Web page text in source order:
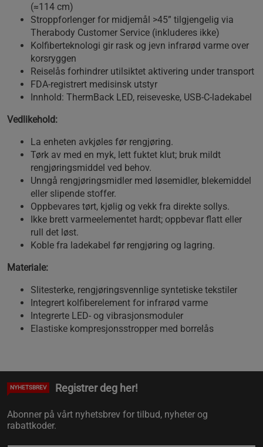
(≈114 cm)
Stroppforlenger for midjemål >45” tilgjengelig via
Therabody Customer Service (inkluderes ikke)
Kolfiberteknologi gir rask og jevn infrarød varme over
korsryggen
Reiselås forhindrer utilsiktet aktivering under transport
FDA‑registrert medisinsk utstyr
Innhold: ThermBack LED, reiseveske, USB‑C‑ladekabel
Vedlikehold:
La enheten avkjøles før rengjøring.
Tørk av med en myk, lett fuktet klut; bruk mildt
rengjøringsmiddel ved behov.
Unngå rengjøringsmidler med løsemidler, blekemiddel
eller slipende stoffer.
Oppbevares tørt, kjølig og vekk fra direkte sollys.
Ikke brett varmeelementet hardt; oppbevar flatt eller
rull det løst.
Koble fra ladekabel før rengjøring og lagring.
Materiale:
Slitesterke, rengjøringsvennlige syntetiske tekstiler
Integrert kolfiberelement for infrarød varme
Integrerte LED‑ og vibrasjonsmoduler
Elastiske kompresjonsstropper med borrelås
NYHETSBREV Registrer deg her!
Abonner på vårt nyhetsbrev for tilbud, nyheter og
rabattkoder.